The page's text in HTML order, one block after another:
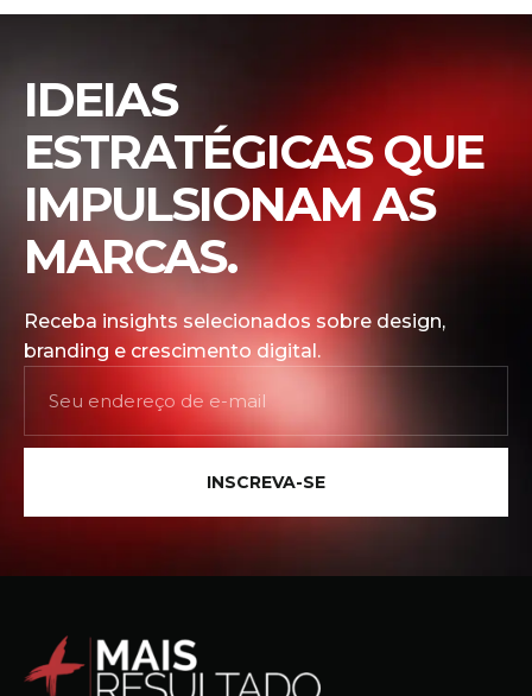
IDEIAS
ESTRATÉGICAS QUE
IMPULSIONAM AS
MARCAS.
Receba insights selecionados sobre design,
branding e crescimento digital.
INSCREVA-SE